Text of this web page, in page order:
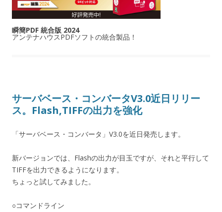
瞬簡PDF 統合版 2024
アンテナハウスPDFソフトの統合製品！
サーバベース・コンバータV3.0近日リリー
ス。Flash,TIFFの出力を強化
「サーバベース・コンバータ」V3.0を近日発売します。
新バージョンでは、Flashの出力が目玉ですが、それと平行して
TIFFを出力できるようになります。
ちょっと試してみました。
○コマンドライン